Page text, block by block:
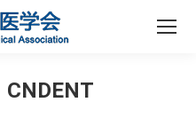
CNDENT